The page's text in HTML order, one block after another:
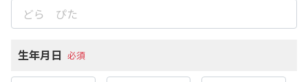
生年月日 必須